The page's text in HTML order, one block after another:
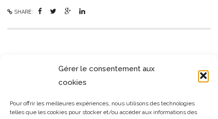
Gérer le consentement aux
cookies
Pour offrir les meilleures expériences, nous utilisons des technologies
telles que les cookies pour stocker et/ou accéder aux informations des
SHARE:
SIMILAR PROJECTS